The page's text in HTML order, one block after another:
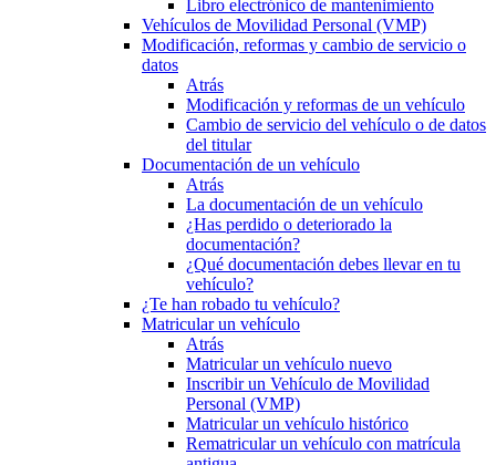
Libro electrónico de mantenimiento
Vehículos de Movilidad Personal (VMP)
Modificación, reformas y cambio de servicio o
datos
Atrás
Modificación y reformas de un vehículo
Cambio de servicio del vehículo o de datos
del titular
Documentación de un vehículo
Atrás
La documentación de un vehículo
¿Has perdido o deteriorado la
documentación?
¿Qué documentación debes llevar en tu
vehículo?
¿Te han robado tu vehículo?
Matricular un vehículo
Atrás
Matricular un vehículo nuevo
Inscribir un Vehículo de Movilidad
Personal (VMP)
Matricular un vehículo histórico
Rematricular un vehículo con matrícula